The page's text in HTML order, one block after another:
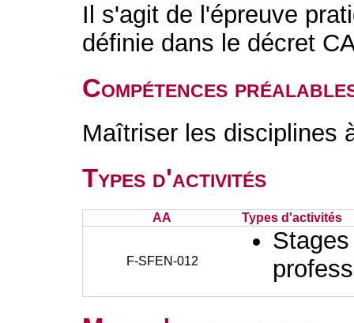
Il s'agit de l'épreuve
définie dans le décret
Compétences
Maîtriser les disciplines
Types d'activités
AA Types d'activités
F-SFEN-012